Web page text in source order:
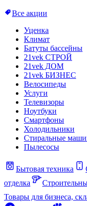
Все акции
Уценка
Климат
Батуты бассейны
21vek СТРОЙ
21vek ДОМ
21vek БИЗНЕС
Велосипеды
Услуги
Телевизоры
Ноутбуки
Смартфоны
Холодильники
Стиральные
Пылесосы
Бытовая техника
отделка
Товары для бизнеса,